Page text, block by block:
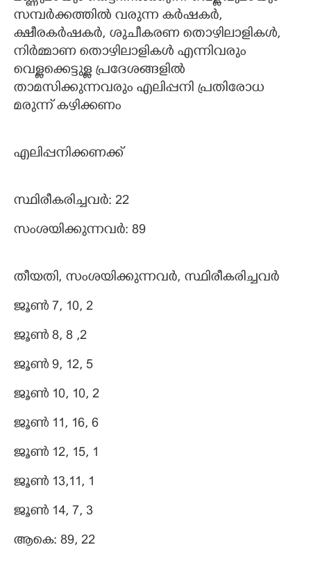
സമ്പർക്കത്തിൽ വരുന്ന കർഷകർ,
ക്ഷീരകർഷകർ, ശുചീകരണ തൊഴിലാളികൾ,
നിർമ്മാണ തൊഴിലാളികൾ എന്നിവരും
വെള്ളക്കെട്ടുള്ള പ്രദേശങ്ങളിൽ
താമസിക്കുന്നവരും എലിപ്പനി പ്രതിരോധ
മരുന്ന് കഴിക്കണം
എലിപ്പനിക്കണക്ക്
സ്ഥിരീകരിച്ചവർ: 22
സംശയിക്കുന്നവർ: 89
തീയതി, സംശയിക്കുന്നവർ, സ്ഥിരീകരിച്ചവർ
ജൂൺ 7, 10, 2
ജൂൺ 8, 8 ,2
ജൂൺ 9, 12, 5
ജൂൺ 10, 10, 2
ജൂൺ 11, 16, 6
ജൂൺ 12, 15, 1
ജൂൺ 13,11, 1
ജൂൺ 14, 7, 3
ആകെ: 89, 22